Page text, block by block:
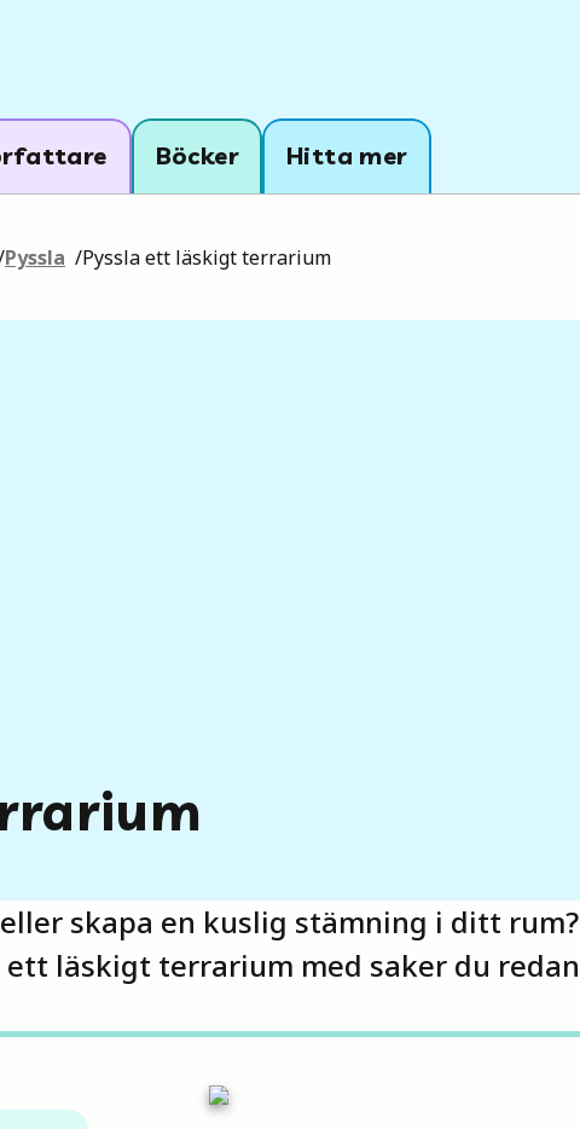
Böcker Hitta mer
Pyssla /Pyssla ett läskigt terrarium
skapa en kuslig stämning i ditt rum?
ett läskigt terrarium med saker du redan